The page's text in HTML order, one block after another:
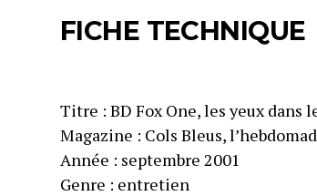
FICHE TECHNIQUE
Titre : BD Fox One, les yeux dans
Magazine : Cols Bleus,
Année : septembre 2001
Genre : entretien